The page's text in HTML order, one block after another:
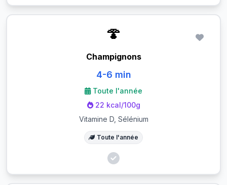
🍄
Champignons
4-6 min
Toute l'année
22 kcal/100g
Vitamine D, Sélénium
Toute l'année